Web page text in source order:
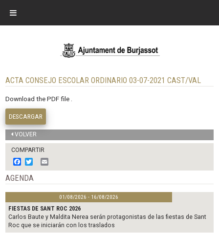
ACTA CONSEJO ESCOLAR ORDINARIO 03-07-2021 CAST/VAL
Download the PDF file .
DESCARGAR
VOLVER
COMPARTIR
F
a
c
e
b
o
o
k
w
i
t
t
e
r
m
i
l
AGENDA
01/08/2026 - 16/08/2026
FIESTAS DE SANT ROC 2026
Carlos Baute y Maldita Nerea serán protagonistas de las fiestas de Sant
Roc que se iniciarán con los traslados